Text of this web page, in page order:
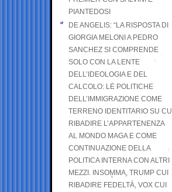
PIANTEDOSI
DE ANGELIS: “LA RISPOSTA DI
GIORGIA MELONI A PEDRO
SANCHEZ SI COMPRENDE
SOLO CON LA LENTE
DELL’IDEOLOGIA E DEL
CALCOLO: LE POLITICHE
DELL’IMMIGRAZIONE COME
TERRENO IDENTITARIO SU CUI
RIBADIRE L’APPARTENENZA
AL MONDO MAGA E COME
CONTINUAZIONE DELLA
POLITICA INTERNA CON ALTRI
MEZZI. INSOMMA, TRUMP CUI
RIBADIRE FEDELTÀ, VOX CUI